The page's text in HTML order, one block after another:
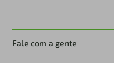
Fale com a gente